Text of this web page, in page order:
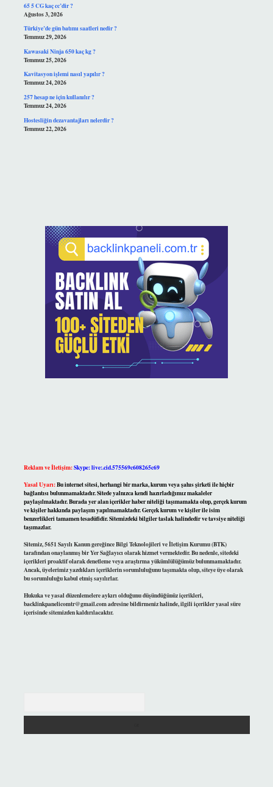
65 5 CG kaç cc’dir ?
Ağustos 3, 2026
Türkiye’de gün batımı saatleri nedir ?
Temmuz 29, 2026
Kawasaki Ninja 650 kaç kg ?
Temmuz 25, 2026
Kavitasyon işlemi nasıl yapılır ?
Temmuz 24, 2026
257 hesap ne için kullanılır ?
Temmuz 24, 2026
Hostesliğin dezavantajları nelerdir ?
Temmuz 22, 2026
Reklam ve İletişim:Skype: live:.cid.575569c608265c69
Yasal Uyarı:Bu internet sitesi, herhangi bir marka, kurum veya şahıs şirketi ile hiçbir
bağlantısı bulunmamaktadır. Sitede yalnızca kendi hazırladığımız makaleler
paylaşılmaktadır. Burada yer alan içerikler haber niteliği taşımamakta olup, gerçek kurum
ve kişiler hakkında paylaşım yapılmamaktadır. Gerçek kurum ve kişiler ile isim
benzerlikleri tamamen tesadüfidir. Sitemizdeki bilgiler taslak halindedir ve tavsiye niteliği
taşımazlar.
Sitemiz, 5651 Sayılı Kanun gereğince Bilgi Teknolojileri ve İletişim Kurumu (BTK)
tarafından onaylanmış bir Yer Sağlayıcı olarak hizmet vermektedir. Bu nedenle, sitedeki
içerikleri proaktif olarak denetleme veya araştırma yükümlülüğümüz bulunmamaktadır.
Ancak, üyelerimiz yazdıkları içeriklerin sorumluluğunu taşımakta olup, siteye üye olarak
bu sorumluluğu kabul etmiş sayılırlar.
Hukuka ve yasal düzenlemelere aykırı olduğunu düşündüğünüz içerikleri,
backlinkpanelicomtr@gmail.comadresine bildirmeniz halinde, ilgili içerikler yasal süre
içerisinde sitemizden kaldırılacaktır.